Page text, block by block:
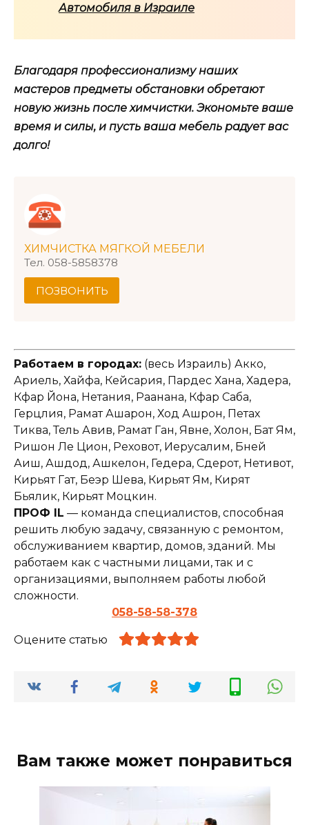
Автомобиля в Израиле
Благодаря профессионализму наших
мастеров предметы обстановки обретают
новую жизнь после химчистки. Экономьте ваше
время и силы, и пусть ваша мебель радует вас
долго!
ХИМЧИСТКА МЯГКОЙ МЕБЕЛИ
Тел. 058-5858378
ПОЗВОНИТЬ
Работаем в городах: (весь Израиль) Акко,
Ариель, Хайфа, Кейсария, Пардес Хана, Хадера,
Кфар Йона, Нетания, Раанана, Кфар Саба,
Герцлия, Рамат Ашарон, Ход Ашрон, Петах
Тиква, Тель Авив, Рамат Ган, Явне, Холон, Бат Ям,
Ришон Ле Цион, Реховот, Иерусалим, Бней
Аиш, Ашдод, Ашкелон, Гедера, Сдерот, Нетивот,
Кирьят Гат, Беэр Шева, Кирьят Ям, Кирят
Бьялик, Кирьят Моцкин.
ПРОФ IL — команда специалистов, способная
решить любую задачу, связанную с ремонтом,
обслуживанием квартир, домов, зданий. Мы
работаем как с частными лицами, так и с
организациями, выполняем работы любой
сложности.
058-58-58-378
Оцените статью
Вам также может понравиться